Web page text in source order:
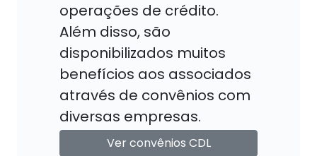
operações de crédito.
Além disso, são
disponibilizados muitos
benefícios aos associados
através de convênios com
diversas empresas.
Ver convênios CDL